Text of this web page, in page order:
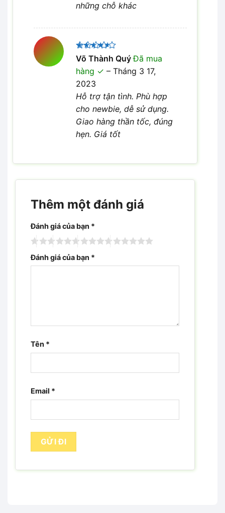
những chỗ khác
Được
xếp hạng
45 sao
Võ Thành QuýĐã mua
hàng
– Tháng 3 17,
2023
Hỗ trợ tận tình. Phù hợp
cho newbie, dễ sử dụng.
Giao hàng thần tốc, đúng
hẹn. Giá tốt
Thêm một đánh giá
Đánh giá của bạn *
Đánh giá của bạn *
Tên *
Email *